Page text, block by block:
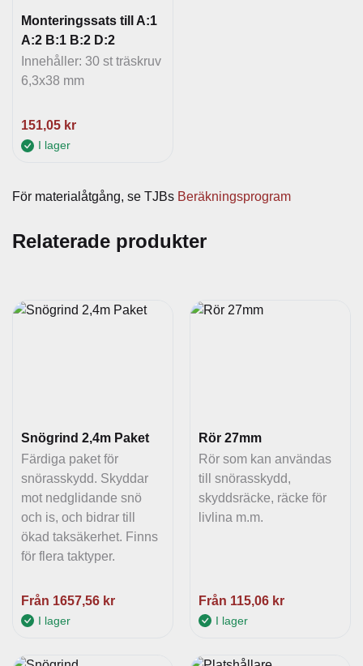
Monteringssats till A:1
A:2 B:1 B:2 D:2
Innehåller: 30 st träskruv
6,3x38 mm
151,05 kr
I lager
För materialåtgång, se TJBs Beräkningsprogram
Relaterade produkter
Snögrind 2,4m Paket
Färdiga paket för
snörasskydd. Skyddar
mot nedglidande snö
och is, och bidrar till
ökad taksäkerhet. Finns
för flera taktyper.
Från 1657,56 kr
I lager
Rör 27mm
Rör som kan användas
till snörasskydd,
skyddsräcke, räcke för
livlina m.m.
Från 115,06 kr
I lager